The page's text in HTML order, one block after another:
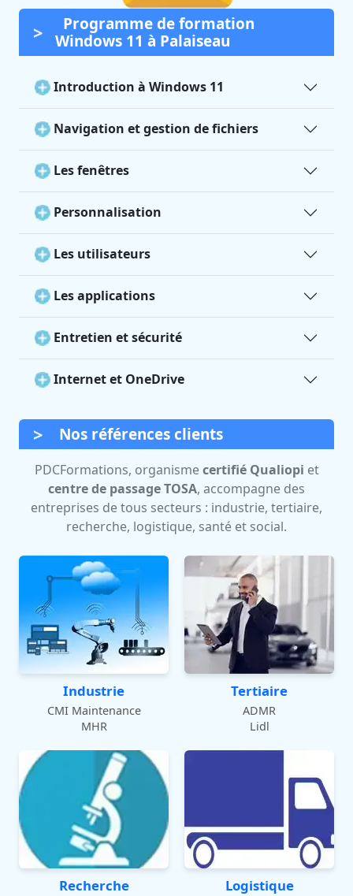
Programme de formation
Windows 11 à Palaiseau
Introduction à Windows 11
Navigation et gestion de fichiers
Les fenêtres
Personnalisation
Les utilisateurs
Les applications
Entretien et sécurité
Internet et OneDrive
Nos références clients
PDCFormations, organismecertifié Qualiopi et
centre de passage TOSA, accompagne des
entreprises de tous secteurs : industrie, tertiaire,
recherche, logistique, santé et social.
Industrie
CMI Maintenance
MHR
Tertiaire
ADMR
Lidl
Recherche Logistique